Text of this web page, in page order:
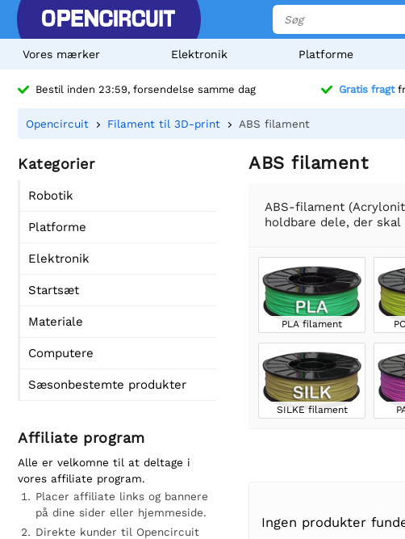
Vores mærker Elektronik Platforme
Bestil inden 23:59, forsendelse samme dag Gratis fragt
Opencircuit Filament til 3D-print ABS filament
Kategorier
Robotik
Platforme
Elektronik
Startsæt
Materiale
Computere
Sæsonbestemte produkter
Affiliate program
Alle er velkomne til at deltage i
vores affiliate program.
Placer affiliate links og bannere
på dine sider eller hjemmeside.
Direkte kunder til Opencircuit
ABS filament
ABS-filament
holdbare dele, der
PLA filament
SILKE filament
Ingen produkter